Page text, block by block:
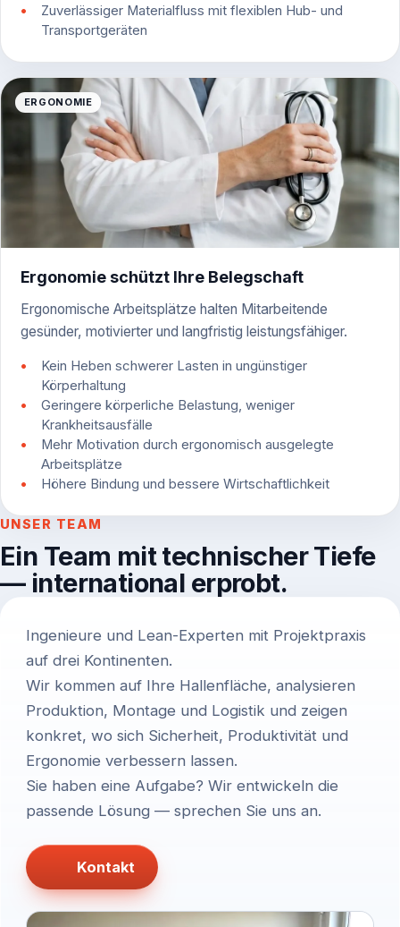
Zuverlässiger Materialfluss mit flexiblen Hub- und
Transportgeräten
ERGONOMIE
Ergonomie schützt Ihre Belegschaft
Ergonomische Arbeitsplätze halten Mitarbeitende
gesünder, motivierter und langfristig leistungsfähiger.
Kein Heben schwerer Lasten in ungünstiger
Körperhaltung
Geringere körperliche Belastung, weniger
Krankheitsausfälle
Mehr Motivation durch ergonomisch ausgelegte
Arbeitsplätze
Höhere Bindung und bessere Wirtschaftlichkeit
UNSER TEAM
Ein Team mit technischer Tiefe
— international erprobt.
Ingenieure und Lean-Experten mit Projektpraxis
auf drei Kontinenten.
Wir kommen auf Ihre Hallenfläche, analysieren
Produktion, Montage und Logistik und zeigen
konkret, wo sich Sicherheit, Produktivität und
Ergonomie verbessern lassen.
Sie haben eine Aufgabe? Wir entwickeln die
passende Lösung — sprechen Sie uns an.
Kontakt